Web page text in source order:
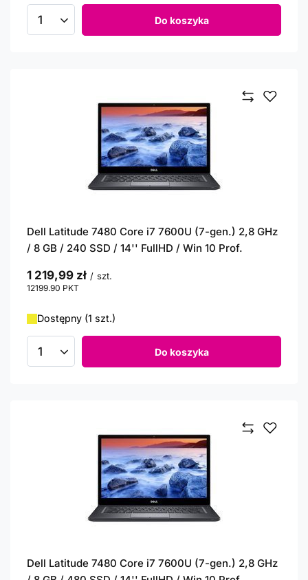
Ilość produktów Do koszyka
Dell Latitude 7480 Core i7 7600U (7-gen.) 2,8 GHz
/ 8 GB / 240 SSD / 14'' FullHD / Win 10 Prof.
1 219,99 zł / szt.
12199.90 PKT
Dostępny (1 szt.)
Ilość produktów Do koszyka
Dell Latitude 7480 Core i7 7600U (7-gen.) 2,8 GHz